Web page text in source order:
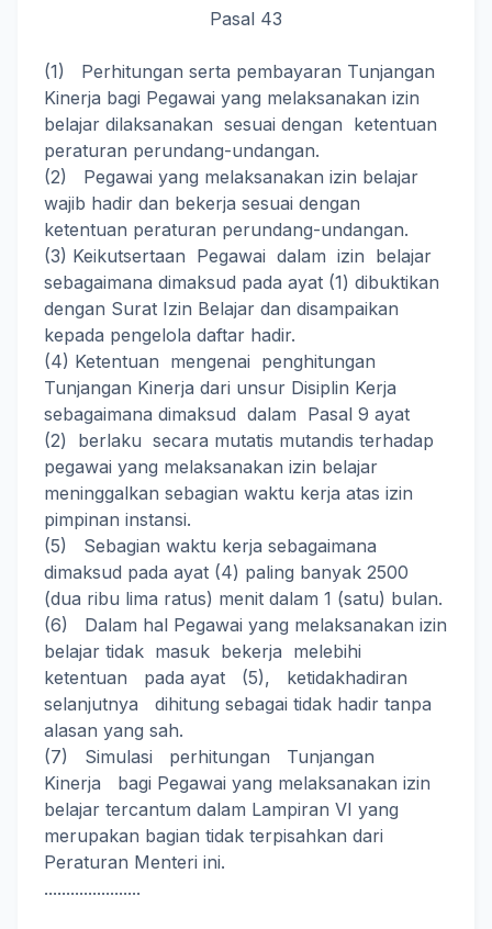
Pasal 43
(1) Perhitungan serta pembayaran Tunjangan
Kinerja bagi Pegawai yang melaksanakan izin
belajar dilaksanakan sesuai dengan ketentuan
peraturan perundang-undangan.
(2) Pegawai yang melaksanakan izin belajar
wajib hadir dan bekerja sesuai dengan
ketentuan peraturan perundang-undangan.
(3) Keikutsertaan Pegawai dalam izin belajar
sebagaimana dimaksud pada ayat (1) dibuktikan
dengan Surat Izin Belajar dan disampaikan
kepada pengelola daftar hadir.
(4) Ketentuan mengenai penghitungan
Tunjangan Kinerja dari unsur Disiplin Kerja
sebagaimana dimaksud dalam Pasal 9 ayat
(2) berlaku secara mutatis mutandis terhadap
pegawai yang melaksanakan izin belajar
meninggalkan sebagian waktu kerja atas izin
pimpinan instansi.
(5) Sebagian waktu kerja sebagaimana
dimaksud pada ayat (4) paling banyak 2500
(dua ribu lima ratus) menit dalam 1 (satu) bulan.
(6) Dalam hal Pegawai yang melaksanakan izin
belajar tidak masuk bekerja melebihi
ketentuan pada ayat (5), ketidakhadiran
selanjutnya dihitung sebagai tidak hadir tanpa
alasan yang sah.
(7) Simulasi perhitungan Tunjangan
Kinerja bagi Pegawai yang melaksanakan izin
belajar tercantum dalam Lampiran VI yang
merupakan bagian tidak terpisahkan dari
Peraturan Menteri ini.
......................